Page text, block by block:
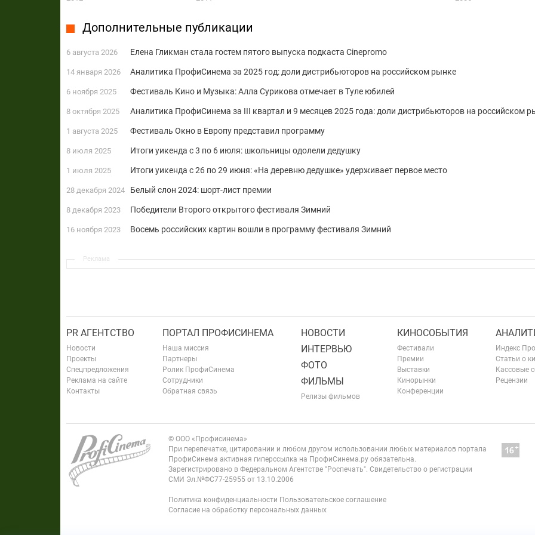
Дополнительные публикации
6 августа 2026 Елена Гликман стала гостем пятого выпуска подкаста Cinepromo
14 января 2026 Аналитика ПрофиСинема за 2025 год: доли дистрибьюторов на российском рынке
6 ноября 2025 Фестиваль Кино и Музыка: Алла Сурикова отмечает в Туле юбилей
8 октября 2025 Аналитика ПрофиСинема за III квартал и 9 месяцев 2025 года: доли дистрибьюторов на российском
1 августа 2025 Фестиваль Окно в Европу представил программу
8 июля 2025 Итоги уикенда с 3 по 6 июля: школьницы одолели дедушку
1 июля 2025 Итоги уикенда с 26 по 29 июня: «На деревню дедушке» удерживает первое место
28 декабря 2024 Белый слон 2024: шорт-лист премии
8 декабря 2023 Победители Второго открытого фестиваля Зимний
16 ноября 2023 Восемь российских картин вошли в программу фестиваля Зимний
Реклама
PR АГЕНТСТВО
Новости
Проекты
Спецпредложения
Реклама на сайте
Контакты
ПОРТАЛ ПРОФИСИНЕМА
Наша миссия
Партнеры
Ролик ПрофиСинема
Сотрудники
Обратная связь
НОВОСТИ
ИНТЕРВЬЮ
ФОТО
ФИЛЬМЫ
Релизы фильмов
КИНОСОБЫТИЯ
Фестивали
Премии
Выставки
Кинорынки
Конференции
Индекс
Статьи о
Кассовые
Рецензии
© ООО «Профисинема»
При перепечатке, цитировании и любом другом использовании любых материалов портала
ПрофиСинема активная гиперссылка на ПрофиСинема.ру обязательна.
Зарегистрировано в Федеральном Агентстве "Роспечать". Свидетельство о регистрации
СМИ Эл.№ФС77-25955 от 13.10.2006
Политика конфиденциальности Пользовательское соглашение
Согласие на обработку персональных данных